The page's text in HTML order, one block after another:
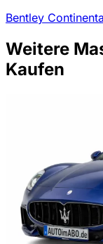
Bentley
Weitere
Kaufen